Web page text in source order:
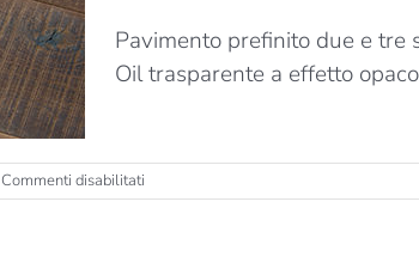
Strati
Larghezza
Pavimento prefinito due e tre
Oil trasparente a effetto
Commenti disabilitati
Maxi